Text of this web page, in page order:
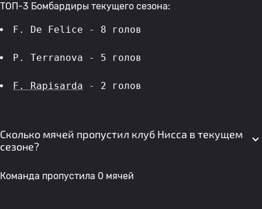
ТОП-3 Бомбардиры текущего сезона:
F. De Felice - 8 голов
P. Terranova - 5 голов
F. Rapisarda - 2 голов
Сколько мячей пропустил клуб Нисса в текущем
сезоне?
Команда пропустила 0 мячей